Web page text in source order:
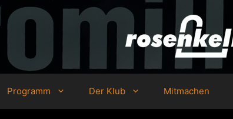
Programm Der Klub Mitmachen